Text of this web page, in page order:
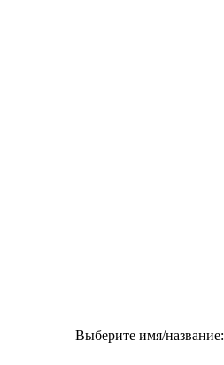
Выберите имя/название: